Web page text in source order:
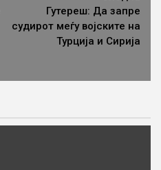
Гутереш: Да запре
судирот меѓу војските на
Турција и Сирија